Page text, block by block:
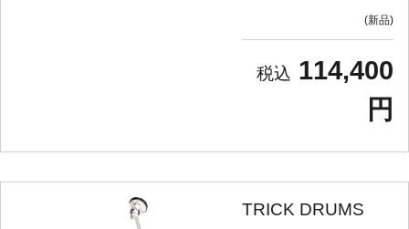
新品
114,400
円
TRICK DRUMS